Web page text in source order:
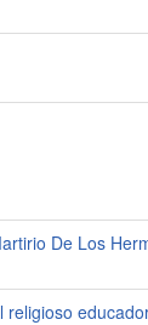
De Los
religioso